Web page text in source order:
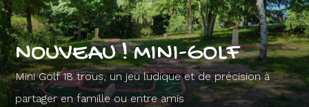
NOUVEAU ! MINI-GOLF
Mini Golf 18 trous, un jeu ludique et de précision à
partager en famille ou entre amis